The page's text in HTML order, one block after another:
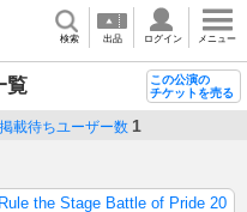
検索 出品 ログイン メニュー
覧
この公演の
チケットを売る
掲載待ちユーザー数 1
the Stage Battle of Pride 20